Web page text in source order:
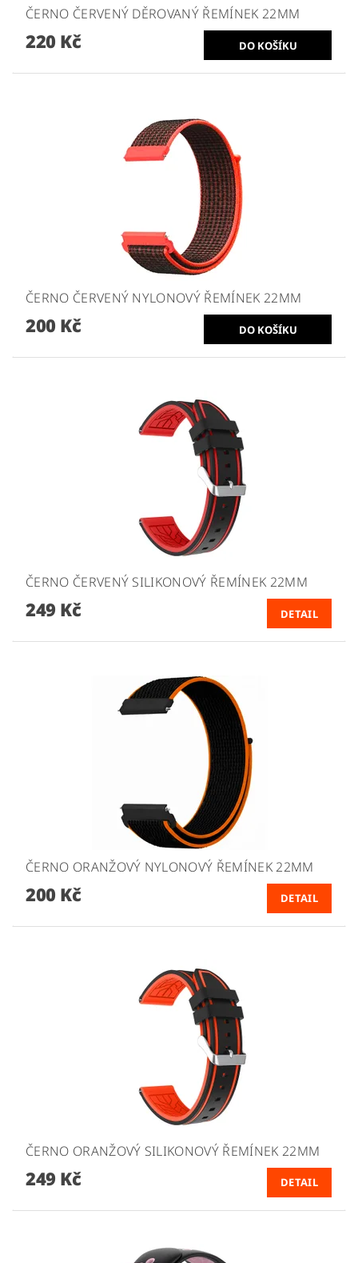
ČERNO ČERVENÝ DĚROVANÝ ŘEMÍNEK 22MM
220 Kč
ČERNO ČERVENÝ NYLONOVÝ ŘEMÍNEK 22MM
200 Kč
ČERNO ČERVENÝ SILIKONOVÝ ŘEMÍNEK 22MM
249 Kč DETAIL
ČERNO ORANŽOVÝ NYLONOVÝ ŘEMÍNEK 22MM
200 Kč DETAIL
ČERNO ORANŽOVÝ SILIKONOVÝ ŘEMÍNEK 22MM
249 Kč DETAIL